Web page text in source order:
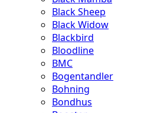
Black Sheep
Black Widow
Blackbird
Bloodline
BMC
Bogentandler
Bohning
Bondhus